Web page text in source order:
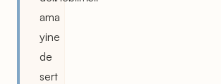
ama
yine
de
sert